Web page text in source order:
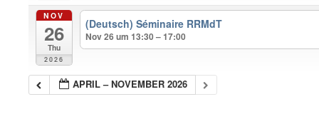
NOV
26
Thu
2026
(Deutsch) Séminaire RRMdT
Nov 26 um 13:30 – 17:00
APRIL – NOVEMBER 2026